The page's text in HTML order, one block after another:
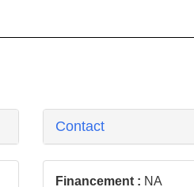
Contact
Financement : NA